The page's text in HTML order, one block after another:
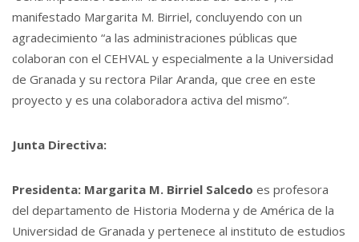
manifestado Margarita M. Birriel, concluyendo con un
agradecimiento “a las administraciones públicas que
colaboran con el CEHVAL y especialmente a la Universidad
de Granada y su rectora Pilar Aranda, que cree en este
proyecto y es una colaboradora activa del mismo”.
Junta Directiva:
Presidenta: Margarita M. Birriel Salcedo es profesora
del departamento de Historia Moderna y de América de la
Universidad de Granada y pertenece al instituto de estudios